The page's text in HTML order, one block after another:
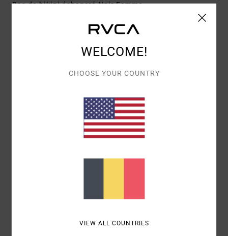
Bas de bikini échancré Noir Femme
Code couleur
[Matière Principale] 80 % nylon recyclé, 20
Articles vus récemment
WELCOME!
CHOOSE YOUR COUNTRY
VIEW ALL COUNTRIES